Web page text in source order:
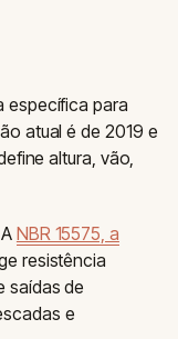
específica para
atual é de 2019 e
altura, vão,
NBR 15575, a
resistência
saídas de
e